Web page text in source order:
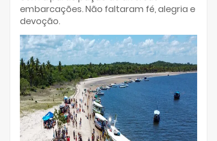
embarcações. Não faltaram fé, alegria e
devoção.